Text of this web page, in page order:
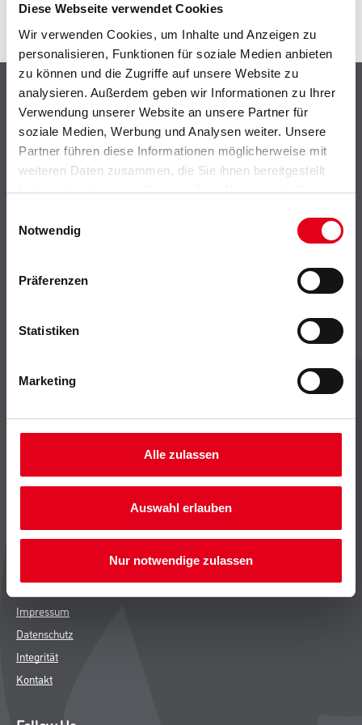
Diese Webseite verwendet Cookies
Wir verwenden Cookies, um Inhalte und Anzeigen zu
personalisieren, Funktionen für soziale Medien anbieten
zu können und die Zugriffe auf unsere Website zu
analysieren. Außerdem geben wir Informationen zu Ihrer
Verwendung unserer Website an unsere Partner für
soziale Medien, Werbung und Analysen weiter. Unsere
Partner führen diese Informationen möglicherweise mit
weiteren Daten zusammen, die Sie ihnen bereitgestellt
haben oder die sie im Rahmen Ihrer Nutzung der Dienste
Notwendig
Präferenzen
Statistiken
Marketing
Alle zulassen
Auswahl erlauben
Nur notwendige zulassen
Shop
Farbe
WDV-Systeme
Trockenbau
Wand- & Deckenbeläge
Verbrauchsmaterialien
CMS Gruppe
Leistungen
Sortiment
FAQ
Rechtliches
Nutzungsbedingungen
Impressum
Datenschutz
Integrität
Kontakt